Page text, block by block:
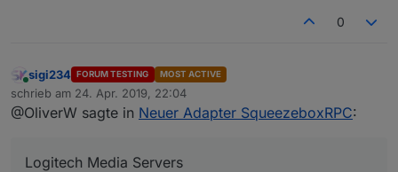
0
Online
sigi234 FORUM TESTING MOST ACTIVE
schrieb am 24. Apr. 2019, 22:04
zuletzt editiert von
@OliverW sagte in Neuer Adapter SqueezeboxRPC:
Logitech Media Servers